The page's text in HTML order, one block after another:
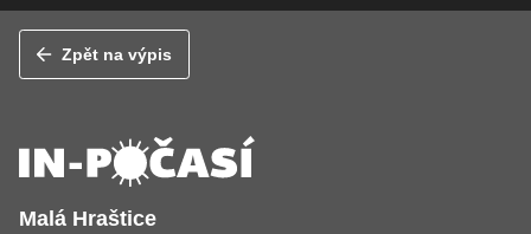
Zpět na výpis
Malá Hraštice